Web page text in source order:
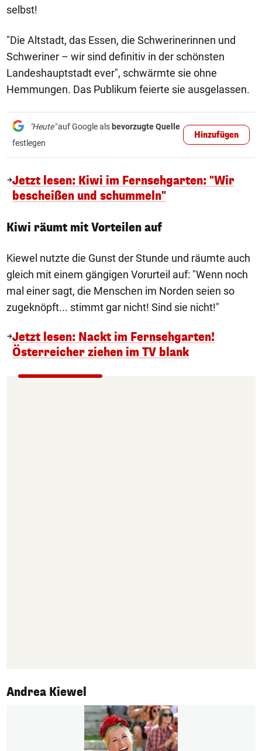
selbst!
"Die Altstadt, das Essen, die Schwerinerinnen und
Schweriner – wir sind definitiv in der schönsten
Landeshauptstadt ever", schwärmte sie ohne
Hemmungen. Das Publikum feierte sie ausgelassen.
"Heute"auf Google als bevorzugte Quelle
festlegen
Hinzufügen
Jetzt lesen: Kiwi im Fernsehgarten: "Wir
bescheißen und schummeln"
Kiwi räumt mit Vorteilen auf
Kiewel nutzte die Gunst der Stunde und räumte auch
gleich mit einem gängigen Vorurteil auf: "Wenn noch
mal einer sagt, die Menschen im Norden seien so
zugeknöpft... stimmt gar nicht! Sind sie nicht!"
Jetzt lesen: Nackt im Fernsehgarten!
Österreicher ziehen im TV blank
Andrea Kiewel
1/5